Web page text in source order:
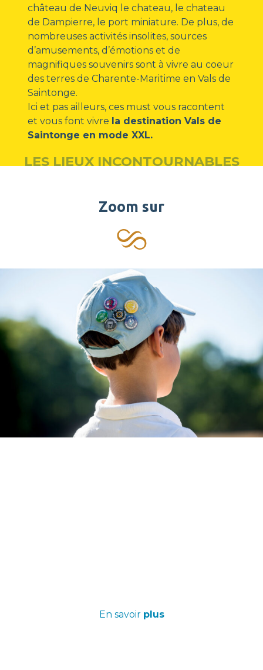
château de Neuviq le chateau, le chateau
de Dampierre, le port miniature. De plus, de
nombreuses activités insolites, sources
d’amusements, d’émotions et de
magnifiques souvenirs sont à vivre au coeur
des terres de Charente-Maritime en Vals de
Saintonge.
Ici et pas ailleurs, ces must vous racontent
et vous font vivre la destination Vals de
Saintonge en mode XXL.
LES LIEUX INCONTOURNABLES
Zoom sur
En savoir plus